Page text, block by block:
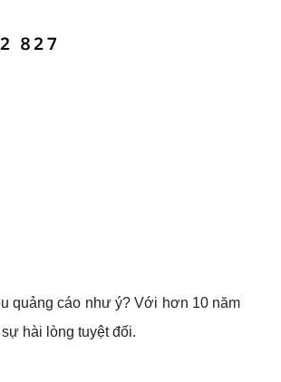
quảng cáo như ý? Với hơn 10 năm
hài lòng tuyệt đối.